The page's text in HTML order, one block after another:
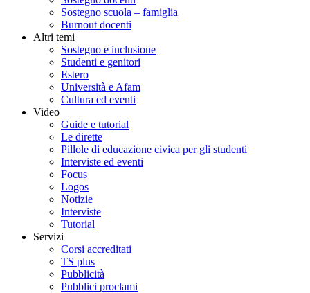
Sostegno scuola – famiglia
Burnout docenti
Altri temi
Sostegno e inclusione
Studenti e genitori
Estero
Università e Afam
Cultura ed eventi
Video
Guide e tutorial
Le dirette
Pillole di educazione civica per gli studenti
Interviste ed eventi
Focus
Logos
Notizie
Interviste
Tutorial
Servizi
Corsi accreditati
TS plus
Pubblicità
Pubblici proclami